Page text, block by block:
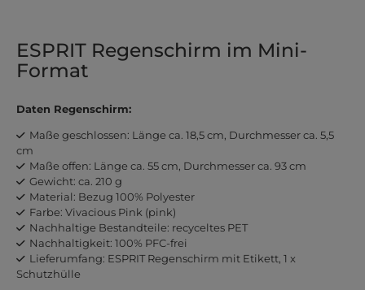
ESPRIT Regenschirm im Mini-
Format
Daten Regenschirm:
Maße geschlossen: Länge ca. 18,5 cm, Durchmesser ca. 5,5
cm
Maße offen: Länge ca. 55 cm, Durchmesser ca. 93 cm
Gewicht: ca. 210 g
Material: Bezug 100% Polyester
Farbe: Vivacious Pink (pink)
Nachhaltige Bestandteile: recyceltes PET
Nachhaltigkeit: 100% PFC-frei
Lieferumfang: ESPRIT Regenschirm mit Etikett, 1 x
Schutzhülle